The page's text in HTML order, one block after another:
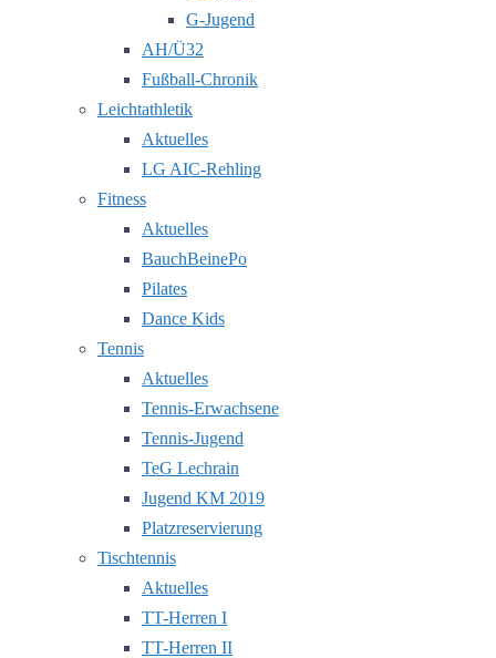
G-Jugend
AH/Ü32
Fußball-Chronik
Leichtathletik
Aktuelles
LG AIC-Rehling
Fitness
Aktuelles
BauchBeinePo
Pilates
Dance Kids
Tennis
Aktuelles
Tennis-Erwachsene
Tennis-Jugend
TeG Lechrain
Jugend KM 2019
Platzreservierung
Tischtennis
Aktuelles
TT-Herren I
TT-Herren II